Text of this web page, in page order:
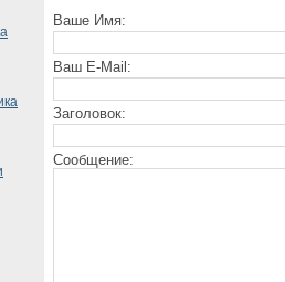
Ваше Имя:
Ваш E-Mail:
Заголовок:
Сообщение: